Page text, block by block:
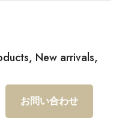
, New arrivals,
お問い合わせ